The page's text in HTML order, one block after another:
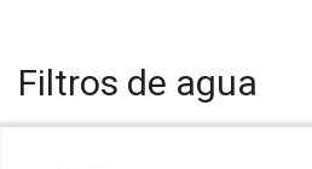
Filtros de agua